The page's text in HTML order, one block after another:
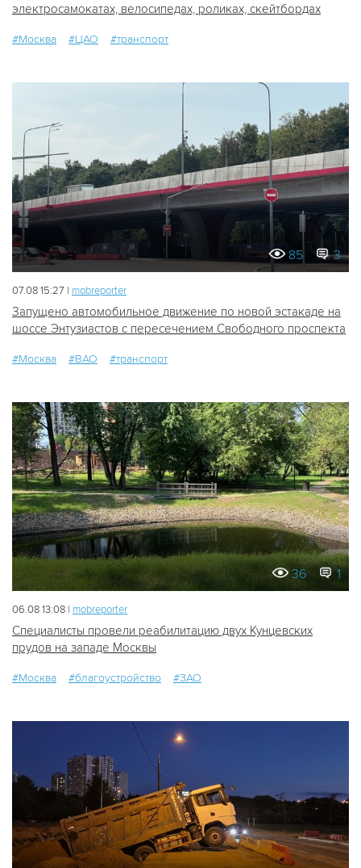
электросамокатах, велосипедах, роликах, скейтбордах
#Москва #ЦАО #транспорт
85 3
07.08 15:27 | mobreporter
Запущено автомобильное движение по новой эстакаде на
шоссе Энтузиастов с пересечением Свободного проспекта
#Москва #ВАО #транспорт
36 1
06.08 13:08 | mobreporter
Специалисты провели реабилитацию двух Кунцевских
прудов на западе Москвы
#Москва #благоустройство #ЗАО